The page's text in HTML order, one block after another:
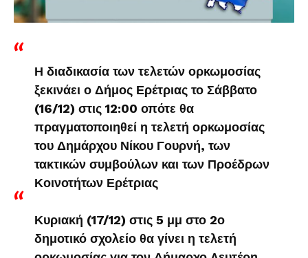
Η διαδικασία των τελετών ορκωμοσίας
ξεκινάει ο Δήμος Ερέτριας το Σάββατο
(16/12) στις 12:00 οπότε θα
πραγματοποιηθεί η τελετή ορκωμοσίας
του Δημάρχου Νίκου Γουρνή, των
τακτικών συμβούλων και των Προέδρων
Κοινοτήτων Ερέτριας
Κυριακή (17/12) στις 5 μμ στο 2ο
δημοτικό σχολείο θα γίνει η τελετή